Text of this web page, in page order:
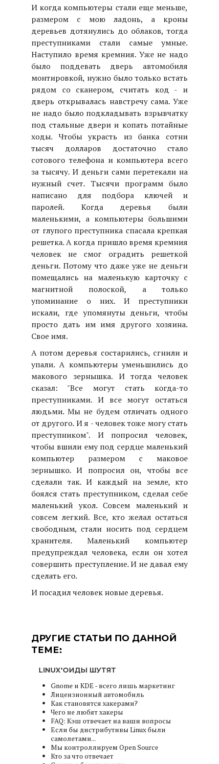
И когда компьютеры стали еще меньше,
размером с мою ладонь, а кроны
деревьев дотянулись до облаков, тогда
преступниками стали самые умные.
Наступило время кремния. Уже не надо
было поддевать дверь автомобиля
монтировкой, нужно было только встать
рядом со сканером, считать код - и
дверь открывалась навстречу сама. Уже
не надо было подкладывать взрывчатку
под стальные двери и копать потайные
ходы. Чтобы украсть из банка сотни
тысяч долларов достаточно стало
сотового телефона и компьютера всего
за тысячу. И деньги сами перетекали на
нужный счет. Тысячи программ было
написано для подбора ключей и
паролей. Когда деревья были
маленькими, а компьютеры большими
от глупого преступника спасала крепкая
решетка. А когда пришло время кремния
человек не смог оградить решеткой
деньги. Потому что даже уже не деньги
помещались на маленькую карточку с
магнитной полоской, а только
упоминание о них. И преступники
искали, где упомянуты деньги, чтобы
просто дать им имя другого хозяина.
Свое имя.
А потом деревья состарились, сгнили и
упали. А компьютеры уменьшились до
макового зернышка. И тогда человек
сказал: "Все могут стать когда-то
преступниками. И все могут остаться
людьми. Мы не будем отличать одного
от другого. И я - человек тоже могу стать
преступником". И попросил человек,
чтобы вшили ему под сердце маленький
компьютер размером с маковое
зернышко. И попросил он, чтобы все
сделали так. И каждый на земле, кто
боялся стать преступником, сделал себе
маленький укол. Совсем маленький и
совсем легкий. Все, кто желал остаться
свободным, стали носить под сердцем
хранителя. Маленький компьютер
предупреждал человека, если он хотел
совершить преступление. И не давал ему
сделать его.
И посадил человек новые деревья.
ДРУГИЕ СТАТЬИ ПО ДАННОЙ
ТЕМЕ:
LINUX'ОИДЫ ШУТЯТ
Gnome и KDE - всего лишь маркетинг
Лицензионный автомобиль
Как становятся хакерами?
Чего не любят хакеры
FAQ: Кэш отвечает на ваши вопросы
Если бы дистрибутивы Linux были
самолетами...
Мы контроллируем Open Source
Кто за что отвечает